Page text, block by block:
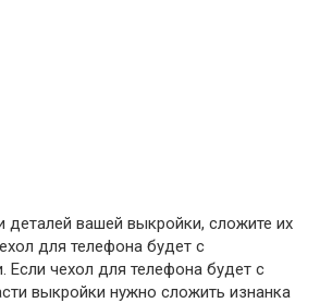
деталей вашей выкройки, сложите их
для телефона будет с
Если чехол для телефона будет с
выкройки нужно сложить изнанка